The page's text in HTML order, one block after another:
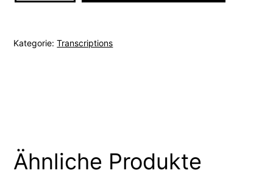
-
Bb
Kategorie:Transcriptions
Ähnliche Produkte